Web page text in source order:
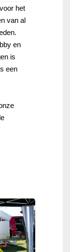
het
van al
en
is
een